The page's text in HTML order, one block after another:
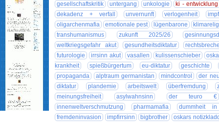
gesellschaftskritik
untergang unkologie
ki - entwicklung
dekadenz + verfall
unvernunft verlogenheit
oligarchenmafia
emotionale pest lügenbarone
transhumanismus
zukunft 2025/26
weltkriegsgefahr akut
gesundheitsdiktatur
futurologie
irrsinn akut vasallen kulissenschieber
krankheit
spießbürgertum eu-diktatur
geschichte
propaganda
alptraum germanistan mindcontrol
der
diktatur
plandemie arbeitswelt überfremdung
meinungsfreiheit
asylwahnsinn
der teuro €
innenweltverschmutzung
pharmamafia
dummheit in
fremdeninvasion
impfirrsinn bigbrother
oskars